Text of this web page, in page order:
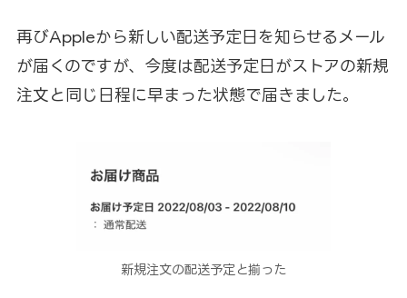
再びAppleから新しい配送予定日を知らせるメール
が届くのですが、今度は配送予定日がストアの新規
注文と同じ日程に早まった状態で届きました。
新規注文の配送予定と揃った